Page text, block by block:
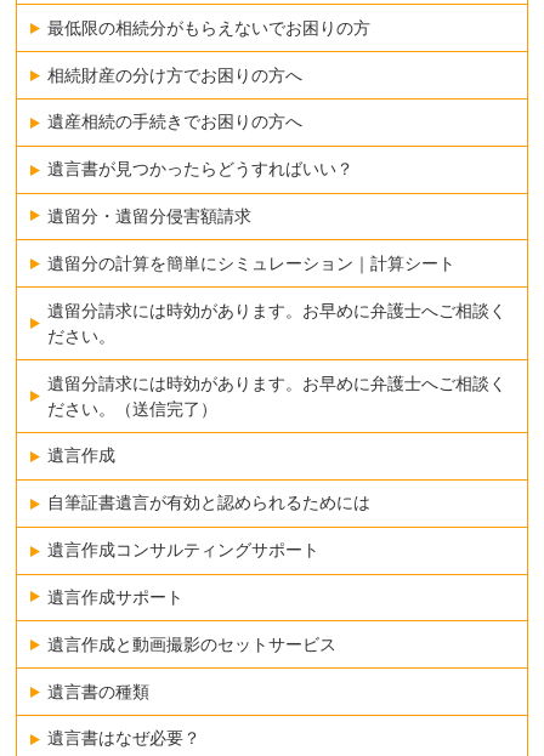
最低限の相続分がもらえないでお困りの方
相続財産の分け方でお困りの方へ
遺産相続の手続きでお困りの方へ
遺言書が見つかったらどうすればいい？
遺留分・遺留分侵害額請求
遺留分の計算を簡単にシミュレーション｜計算シート
遺留分請求には時効があります。お早めに弁護士へご相談く
ださい。
遺留分請求には時効があります。お早めに弁護士へご相談く
ださい。（送信完了）
遺言作成
自筆証書遺言が有効と認められるためには
遺言作成コンサルティングサポート
遺言作成サポート
遺言作成と動画撮影のセットサービス
遺言書の種類
遺言書はなぜ必要？